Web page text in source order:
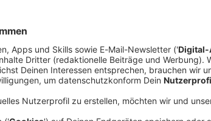
Schaltzentrale der Macht?
zu Russlands Schaltzentrale der
des russischen Staatsapparates und das
genau? Wie aus einer kleinen Holzfestung der
diese Folge von „Aha! History“. Und es geht